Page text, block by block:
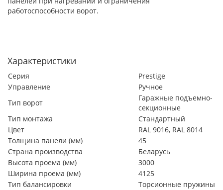
работоспособности ворот.
Характеристики
Серия
Prestige
Управление
Ручное
Тип ворот
Гаражные подъемно-
секционные
Тип монтажа
Стандартный
Цвет
RAL 9016, RAL 8014
Толщина панели (мм)
45
Страна производства
Беларусь
Высота проема (мм)
3000
Ширина проема (мм)
4125
Тип балансировки
Торсионные пружины